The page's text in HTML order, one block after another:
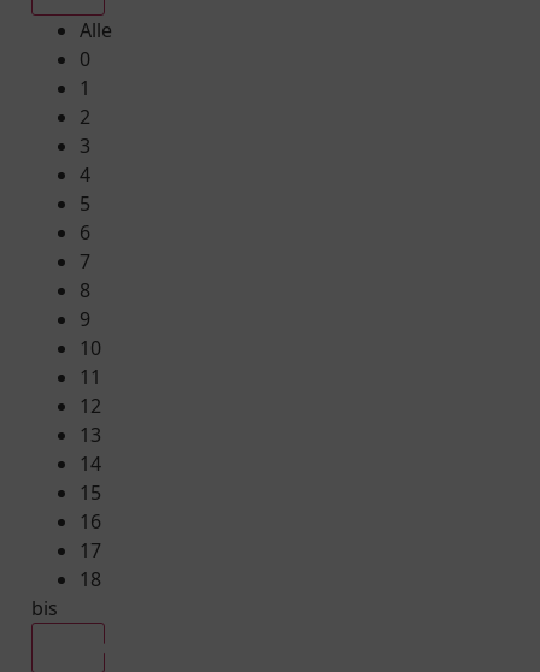
Alle
0
1
2
3
4
5
6
7
8
9
10
11
12
13
14
15
16
17
18
bis